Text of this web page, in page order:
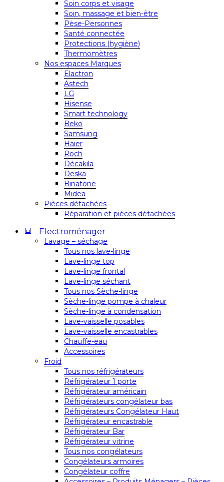
Soin corps et visage
Soin, massage et bien-être
Pèse-Personnes
Santé connectée
Protections (hygiène)
Thermomètres
Nos espaces Marques
Elactron
Astech
LG
Hisense
Smart technology
Beko
Samsung
Haier
Roch
Décakila
Deska
Binatone
Midea
Pièces détachées
Réparation et pièces détachées
Electroménager
Lavage – séchage
Tous nos lave-linge
Lave-linge top
Lave-linge frontal
Lave-linge séchant
Tous nos Sèche-linge
Sèche-linge pompe à chaleur
Sèche-linge à condensation
Lave-vaisselle posables
Lave-vaisselle encastrables
Chauffe-eau
Accessoires
Froid
Tous nos réfrigérateurs
Réfrigérateur 1 porte
Réfrigérateur américain
Réfrigérateurs congélateur bas
Réfrigérateurs Congélateur Haut
Réfrigérateur encastrable
Réfrigérateur Bar
Réfrigérateur vitrine
Tous nos congélateurs
Congélateurs armoires
Congélateur coffre